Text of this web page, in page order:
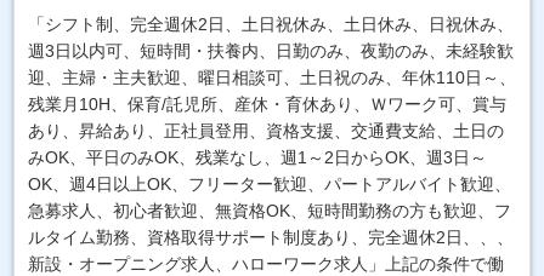
「シフト制、完全週休2日、土日祝休み、土日休み、日祝休み、
週3日以内可、短時間・扶養内、日勤のみ、夜勤のみ、未経験歓
迎、主婦・主夫歓迎、曜日相談可、土日祝のみ、年休110日～、
残業月10H、保育/託児所、産休・育休あり、Ｗワーク可、賞与
あり、昇給あり、正社員登用、資格支援、交通費支給、土日の
みOK、平日のみOK、残業なし、週1～2日からOK、週3日～
OK、週4日以上OK、フリーター歓迎、パートアルバイト歓迎、
急募求人、初心者歓迎、無資格OK、短時間勤務の方も歓迎、フ
ルタイム勤務、資格取得サポート制度あり、完全週休2日、、、
新設・オープニング求人、ハローワーク求人」上記の条件で働